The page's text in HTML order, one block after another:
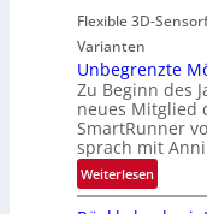
t
-
u
n
d
R
a
u
m
n
a
t
n
e
r
s
c
h
Flexible 3D-
Varianten
Unbegrenzte
Zu Beginn des
neues Mitglied
SmartRunner
sprach mit
Weiterlesen:
U